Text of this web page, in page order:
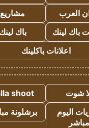
العرب
مشاريع
باك لينك
باك لينك
اعلانات باكلينك
شوت
shoot
اليوم
مباشر
برشلونة